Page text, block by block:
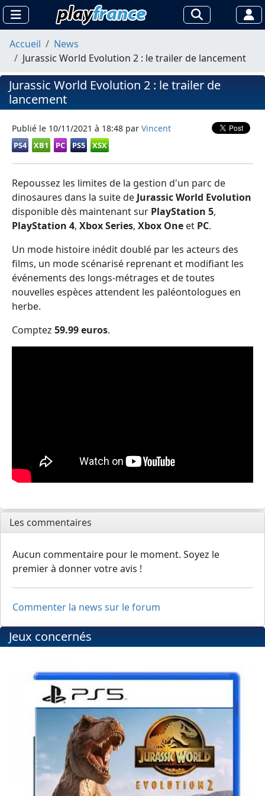
Accueil
News
Jurassic World Evolution 2 : le trailer de lancement
Jurassic World Evolution 2 : le trailer de
lancement
Publié le 10/11/2021 à 18:48 par Vincent
PS4 XB1 PC PS5 XSX
Repoussez les limites de la gestion d'un parc de
dinosaures dans la suite de Jurassic World Evolution
disponible dès maintenant sur PlayStation 5,
PlayStation 4, Xbox Series, Xbox One et PC.
Un mode histoire inédit doublé par les acteurs des
films, un mode scénarisé reprenant et modifiant les
événements des longs-métrages et de toutes
nouvelles espèces attendent les paléontologues en
herbe.
Comptez 59.99 euros.
Les commentaires
Aucun commentaire pour le moment. Soyez le
premier à donner votre avis !
Commenter la news sur le forum
Jeux concernés